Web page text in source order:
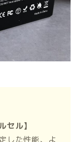
セル】
した性能、よ